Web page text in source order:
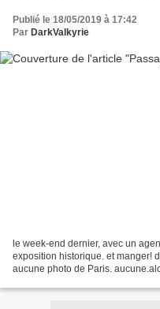
Publié le 18/05/2019 à 17:42
Par DarkValkyrie
le week-end dernier, avec un
exposition historique. et manger!
aucune photo de Paris.